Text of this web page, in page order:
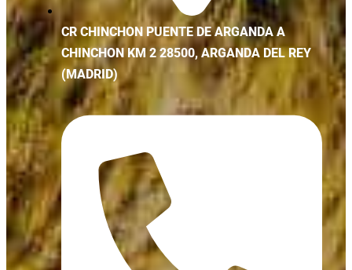
CR CHINCHON PUENTE DE ARGANDA A
CHINCHON KM 2 28500, ARGANDA DEL REY
(MADRID)